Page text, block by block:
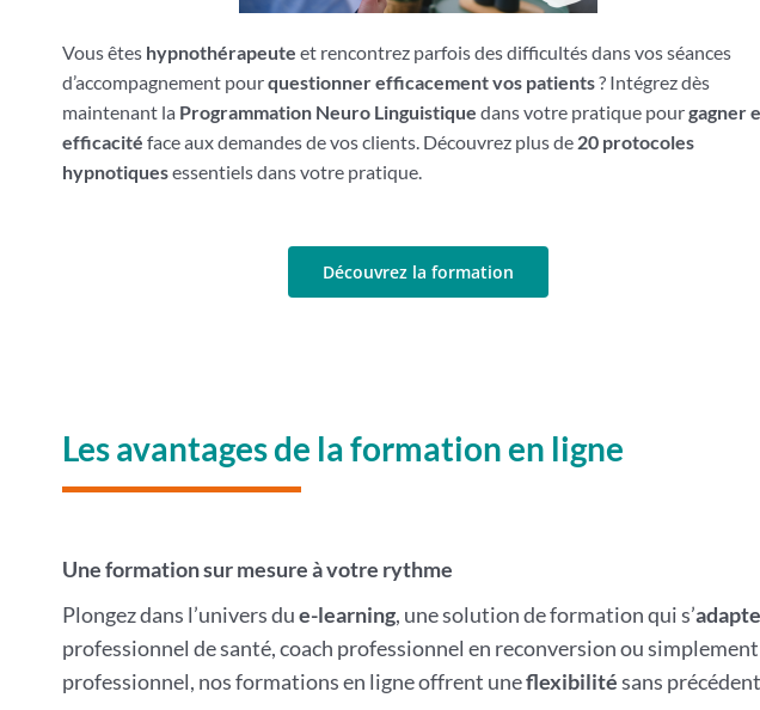
Vous êtes hypnothérapeute et rencontrez parfois des difficultés dans vos séances
d’accompagnement pourquestionner efficacement vos patients? Intégrez dès
maintenant la Programmation Neuro Linguistique dans votre pratique pourgagner
efficacité face aux demandes de vos clients. Découvrez plus de 20 protocoles
hypnotiquesessentiels dans votre pratique.
Découvrez la formation
Les avantages de la formation en ligne
Une formation sur mesure à votre rythme
Plongez dans l’univers due-learning, une solution de formation qui s’adapte
professionnel de santé, coach professionnel en reconversion ou simplement
professionnel, nos formations en ligne offrent uneflexibilitésans